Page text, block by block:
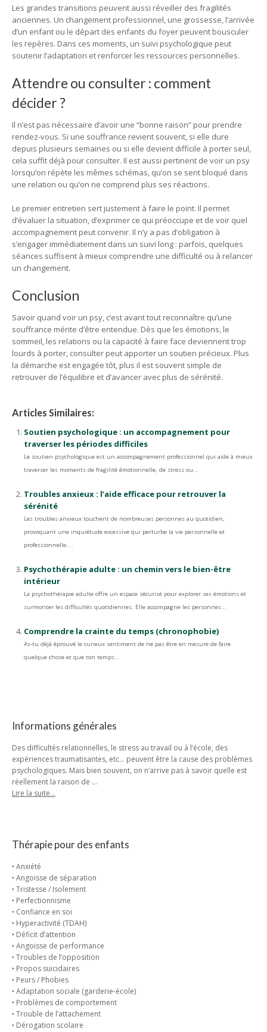
Les grandes transitions peuvent aussi réveiller des fragilités
anciennes. Un changement professionnel, une grossesse, l’arrivée
d’un enfant ou le départ des enfants du foyer peuvent bousculer
les repères. Dans ces moments, un suivi psychologique peut
soutenir l’adaptation et renforcer les ressources personnelles.
Attendre ou consulter : comment
décider ?
Il n’est pas nécessaire d’avoir une “bonne raison” pour prendre
rendez-vous. Si une souffrance revient souvent, si elle dure
depuis plusieurs semaines ou si elle devient difficile à porter seul,
cela suffit déjà pour consulter. Il est aussi pertinent de voir un psy
lorsqu’on répète les mêmes schémas, qu’on se sent bloqué dans
une relation ou qu’on ne comprend plus ses réactions.
Le premier entretien sert justement à faire le point. Il permet
d’évaluer la situation, d’exprimer ce qui préoccupe et de voir quel
accompagnement peut convenir. Il n’y a pas d’obligation à
s’engager immédiatement dans un suivi long : parfois, quelques
séances suffisent à mieux comprendre une difficulté ou à relancer
un changement.
Conclusion
Savoir quand voir un psy, c’est avant tout reconnaître qu’une
souffrance mérite d’être entendue. Dès que les émotions, le
sommeil, les relations ou la capacité à faire face deviennent trop
lourds à porter, consulter peut apporter un soutien précieux. Plus
la démarche est engagée tôt, plus il est souvent simple de
retrouver de l’équilibre et d’avancer avec plus de sérénité.
Articles Similaires:
Soutien psychologique : un accompagnement pour
traverser les périodes difficiles
Le soutien psychologique est un accompagnement professionnel qui aide à mieux
traverser les moments de fragilité émotionnelle, de stress ou...
Troubles anxieux : l’aide efficace pour retrouver la
sérénité
Les troubles anxieux touchent de nombreuses personnes au quotidien,
provoquant une inquiétude excessive qui perturbe la vie personnelle et
professionnelle....
Psychothérapie adulte : un chemin vers le bien-être
intérieur
La psychothérapie adulte offre un espace sécurisé pour explorer ses émotions et
surmonter les difficultés quotidiennes. Elle accompagne les personnes...
Comprendre la crainte du temps (chronophobie)
As-tu déjà éprouvé le curieux sentiment de ne pas être en mesure de faire
quelque chose et que ton temps...
Informations générales
Des difficultés relationnelles, le stress au travail ou à l’école, des
expériences traumatisantes, etc… peuvent être la cause des problèmes
psychologiques. Mais bien souvent, on n’arrive pas à savoir quelle est
réellement la raison de …
Lire la suite…
Thérapie pour des enfants
‣ Anxiété
‣ Angoisse de séparation
‣ Tristesse / Isolement
‣ Perfectionnisme
‣ Confiance en soi
‣ Hyperactivité (TDAH)
‣ Déficit d’attention
‣ Angoisse de performance
‣ Troubles de l’opposition
‣ Propos suicidaires
‣ Peurs / Phobies
‣ Adaptation sociale (garderie-école)
‣ Problèmes de comportement
‣ Trouble de l’attachement
‣ Dérogation scolaire